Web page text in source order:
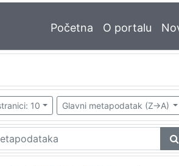
Početna O portalu
10 Glavni metapodatak (Z->A)